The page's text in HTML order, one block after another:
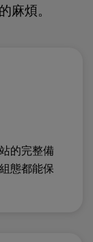
麻煩。
的完整備
態都能保